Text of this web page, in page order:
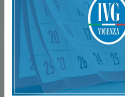
Filtra Annunci
Ultimi Annunci